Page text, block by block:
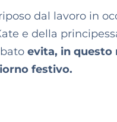
dal lavoro in
e della
evita, in questo
festivo.